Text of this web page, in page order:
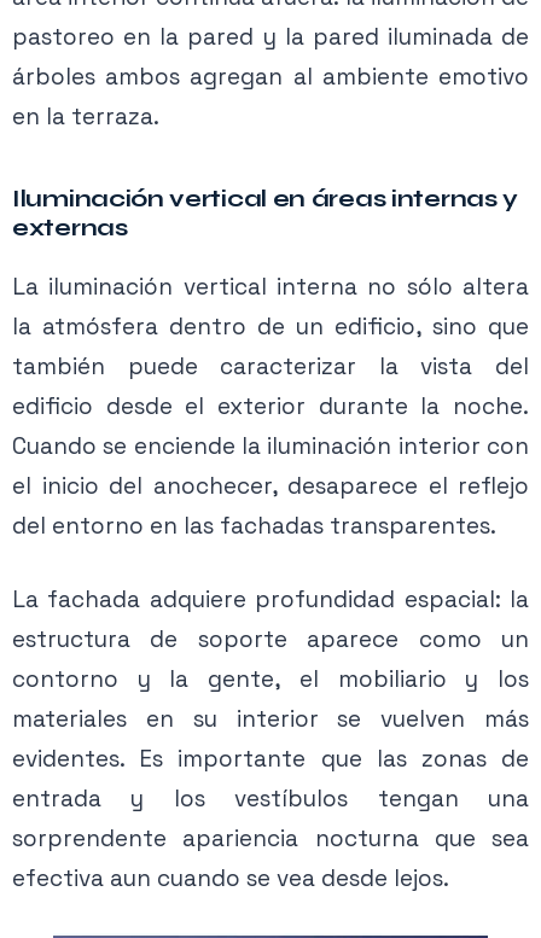
pastoreo en la pared y la pared iluminada de
árboles ambos agregan al ambiente emotivo
en la terraza.
Iluminación vertical en áreas internas y
externas
La iluminación vertical interna no sólo altera
la atmósfera dentro de un edificio, sino que
también puede caracterizar la vista del
edificio desde el exterior durante la noche.
Cuando se enciende la iluminación interior con
el inicio del anochecer, desaparece el reflejo
del entorno en las fachadas transparentes.
La fachada adquiere profundidad espacial: la
estructura de soporte aparece como un
contorno y la gente, el mobiliario y los
materiales en su interior se vuelven más
evidentes. Es importante que las zonas de
entrada y los vestíbulos tengan una
sorprendente apariencia nocturna que sea
efectiva aun cuando se vea desde lejos.